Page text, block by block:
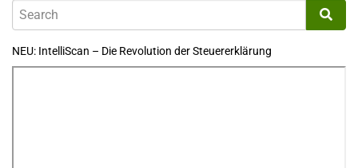
NEU: IntelliScan – Die Revolution der Steuererklärung